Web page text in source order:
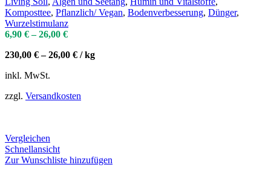
Komposttee, Pflanzlich/ Vegan, Bodenverbesserung, Dünger,
Wurzelstimulanz
6,90 €–26,00 €
230,00 €–26,00 € /kg
inkl. MwSt.
zzgl. Versandkosten
Vergleichen
Schnellansicht
Zur Wunschliste hinzufügen